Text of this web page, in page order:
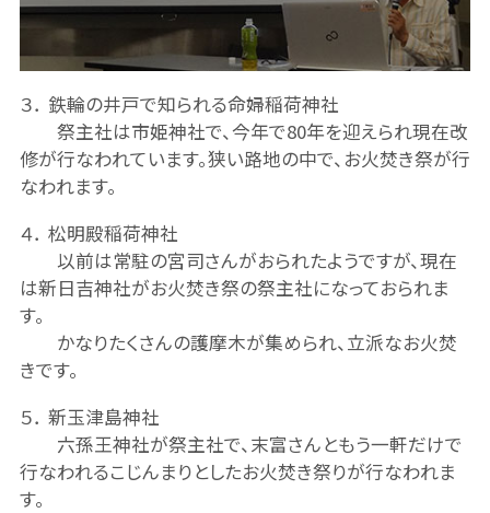
３． 鉄輪の井戸で知られる命婦稲荷神社
祭主社は市姫神社で、今年で80年を迎えられ現在改
修が行なわれています。狭い路地の中で、お火焚き祭が行
なわれます。
４． 松明殿稲荷神社
以前は常駐の宮司さんがおられたようですが、現在
は新日吉神社がお火焚き祭の祭主社になっておられま
す。
かなりたくさんの護摩木が集められ、立派なお火焚
きです。
５． 新玉津島神社
六孫王神社が祭主社で、末富さんともう一軒だけで
行なわれるこじんまりとしたお火焚き祭りが行なわれま
す。